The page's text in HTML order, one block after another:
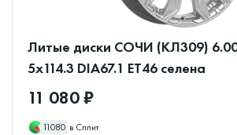
Литые диски СОЧИ (КЛ309)
5x114.3 DIA67.1 ET46 селена
11 080 ₽
11080 в Сплит